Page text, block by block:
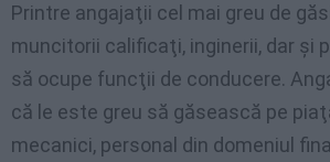
Printre angajaţii cel mai greu de
muncitorii calificaţi, inginerii, dar şi
să ocupe funcţii de conducere.
că le este greu să găsească pe
mecanici, personal din domeniul